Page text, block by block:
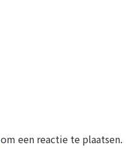
om een reactie te plaatsen.